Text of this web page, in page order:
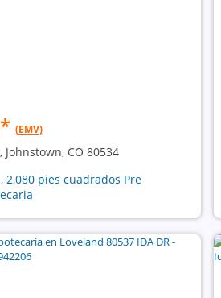
* (EMV)
, Johnstown, CO 80534
2,080 pies cuadrados Pre